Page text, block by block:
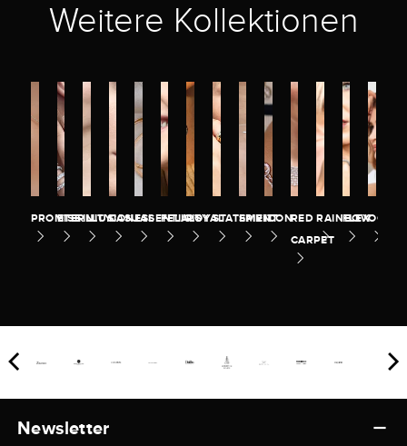
Weitere Kollektionen
PROMISEETERNITY
ILLUSION
CASUALESSENTIALS
FELICITY
ROYALSTATEMENT
SPIRITICONRED
CARPET
RAINBOW
FLEX
Newsletter